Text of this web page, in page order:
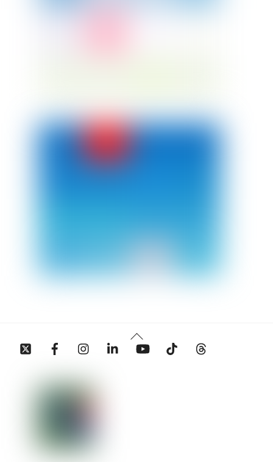
Back
To
Twitter Facebook InstagramLinkedin YouTube Tiktok